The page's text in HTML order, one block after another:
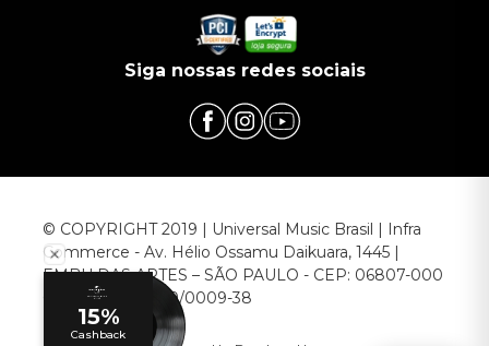
Siga nossas redes sociais
© COPYRIGHT 2019 | Universal Music Brasil | Infra
Commerce - Av. Hélio Ossamu Daikuara, 1445 |
EMBU DAS ARTES – SÃO PAULO - CEP: 06807-000
CNPJ: 00.952.789/0009-38